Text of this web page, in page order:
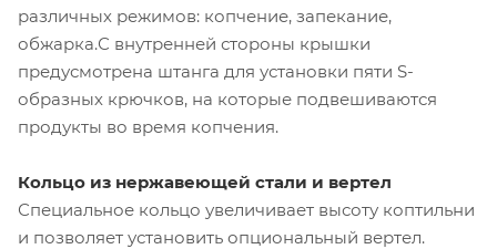
различных режимов: копчение, запекание,
обжарка.С внутренней стороны крышки
предусмотрена штанга для установки пяти S-
образных крючков, на которые подвешиваются
продукты во время копчения.
Кольцо из нержавеющей стали и вертел
Специальное кольцо увеличивает высоту коптильни
и позволяет установить опциональный вертел.